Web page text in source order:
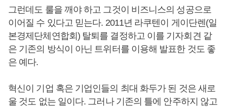
그런데도 룰을 깨야 하고 그것이 비즈니스의 성공으로
이어질 수 있다고 믿는다. 2011년 라쿠텐이 게이단렌(일
본경제단체연합회) 탈퇴를 결정하고 이를 기자회견 같
은 기존의 방식이 아닌 트위터를 이용해 발표한 것도 좋
은 예다.
혁신이 기업 혹은 기업인들의 최대 화두가 된 것은 새로
울 것도 없는 일이다. 그러나 기존의 틀에 안주하지 않고